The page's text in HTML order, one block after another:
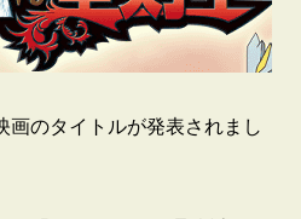
のタイトルが発表されまし